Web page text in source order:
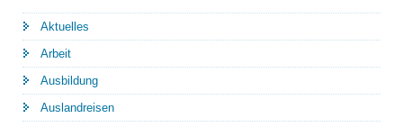
Aktuelles
Arbeit
Ausbildung
Auslandreisen